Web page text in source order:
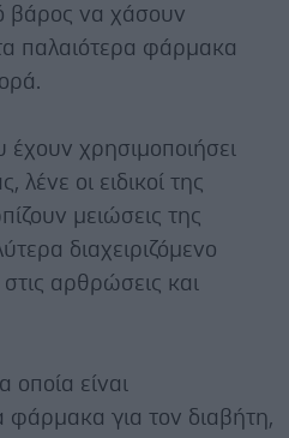
βάρος να χάσουν
παλαιότερα φάρμακα
έχουν χρησιμοποιήσει
λένε οι ειδικοί της
μειώσεις της
διαχειριζόμενο
αρθρώσεις και
οποία είναι
φάρμακα για τον διαβήτη,